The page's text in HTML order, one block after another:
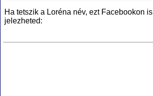
Ha tetszik a Loréna név, ezt Facebookon is
jelezheted: